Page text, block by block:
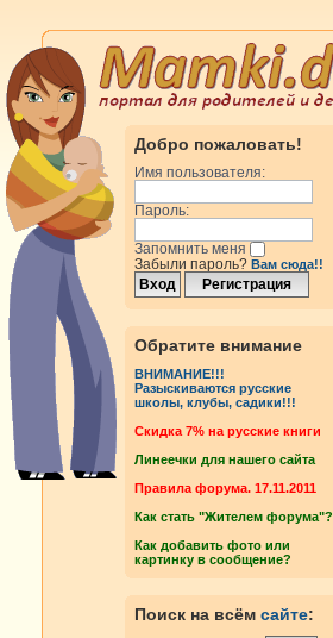
Добро пожаловать!
Имя пользователя:
Пароль:
Запомнить меня
Забыли пароль? Вам сюда!!
Обратите внимание
ВНИМАНИЕ!!!
Разыскиваются русские
школы, клубы, садики!!!
Cкидка 7% на русские книги
Линеечки для нашего сайта
Правила форума. 17.11.2011
Как стать "Жителем форума"?
Как добавить фото или
картинку в сообщение?
Поиск на всём сайте: